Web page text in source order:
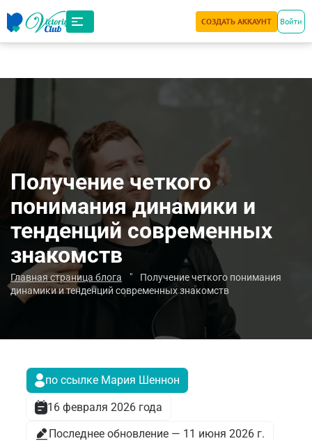
СОЗДАТЬ АККАУНТ Войти
Получение четкого
понимания динамики и
тенденций современных
знакомств
Главная страница блога "
Получение четкого понимания
динамики и тенденций современных знакомств
по ссылке Мария Шеннон
16 февраля 2026 года
Последнее обновление — 11 июня 2026 г.